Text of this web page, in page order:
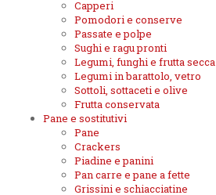
Capperi
Pomodori e conserve
Passate e polpe
Sughi e ragu pronti
Legumi, funghi e frutta secca
Legumi in barattolo, vetro
Sottoli, sottaceti e olive
Frutta conservata
Pane e sostitutivi
Pane
Crackers
Piadine e panini
Pan carre e pane a fette
Grissini e schiacciatine